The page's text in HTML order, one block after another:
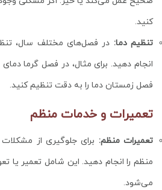
کنید.
تنظیم دما: در فصل‌های مختلف سال،
انجام دهید. برای مثال، در فصل گرما دمای
فصل زمستان دما را به دقت تنظیم کنید.
تعمیرات و خدمات منظم
تعمیرات منظم: برای جلوگیری از مشکلات
منظم را انجام دهید. این شامل تعمیر یا
می‌شود.